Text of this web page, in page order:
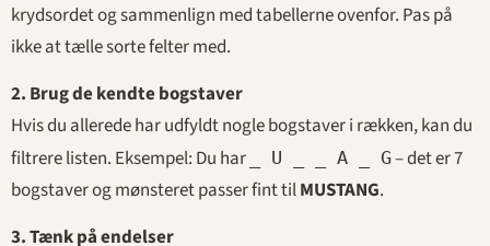
krydsordet og sammenlign med tabellerne ovenfor. Pas på
ikke at tælle sorte felter med.
2. Brug de kendte bogstaver
Hvis du allerede har udfyldt nogle bogstaver i rækken, kan du
filtrere listen. Eksempel: Du har
_ U _ _ A _ G– det er 7
bogstaver og mønsteret passer fint tilMUSTANG.
3. Tænk på endelser